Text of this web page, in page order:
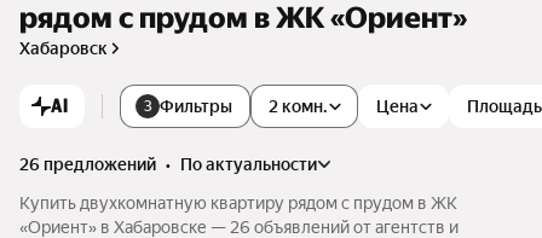
рядом с прудом в ЖК «Ориент»
Хабаровск
AI 3 Фильтры 2 комн. Цена Площадь
26 предложений •
по актуальности
Купить двухкомнатную квартиру рядом с прудом в ЖК
«Ориент» в Хабаровске — 26 объявлений от агентств и